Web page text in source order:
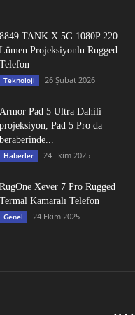
8849 TANK X 5G 1080P 220
Lümen Projeksiyonlu Rugged
Telefon
Teknoloji 26 Şubat 2026
Armor Pad 5 Ultra Dahili
projeksiyon, Pad 5 Pro da
beraberinde...
Haberler 24 Ekim 2025
RugOne Xever 7 Pro Rugged
Termal Kamaralı Telefon
Genel 24 Ekim 2025